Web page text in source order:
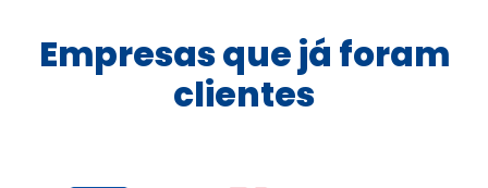
Empresas que já foram
clientes